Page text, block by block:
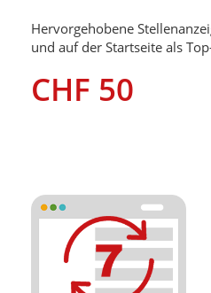
Hervorgehobene
und auf der Startseite als
CHF 50